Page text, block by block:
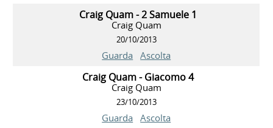
Craig Quam - 2 Samuele 1
Craig Quam
20/10/2013
Guarda Ascolta
Craig Quam - Giacomo 4
Craig Quam
23/10/2013
Guarda Ascolta